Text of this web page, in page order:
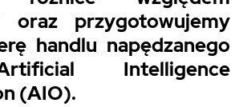
oraz przygotowujemy
handlu napędzanego
Intelligence
(AIO).